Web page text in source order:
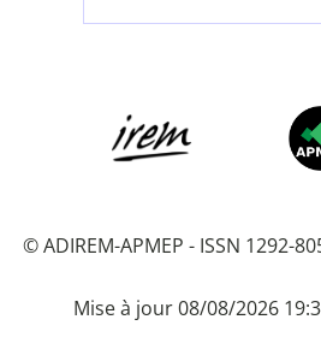
© ADIREM-APMEP - ISSN 1292-
Mise à jour 08/08/2026